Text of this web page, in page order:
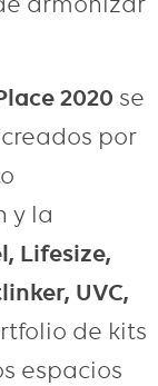
2020 se
por
y la
Lifesize,
UVC,
de kits
espacios